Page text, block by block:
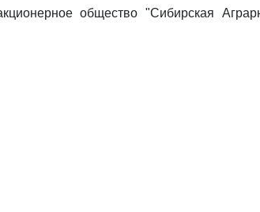
общество "Сибирская